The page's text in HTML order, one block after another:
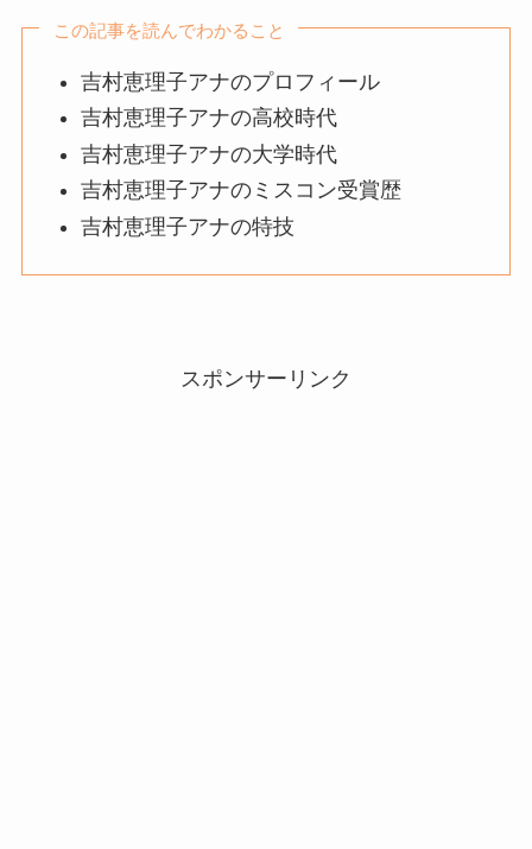
この記事を読んでわかること
吉村恵理子アナのプロフィール
吉村恵理子アナの高校時代
吉村恵理子アナの大学時代
吉村恵理子アナのミスコン受賞歴
吉村恵理子アナの特技
スポンサーリンク